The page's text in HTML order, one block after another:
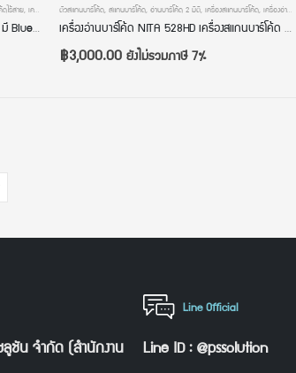
ไร้สาย,เครื่องอ่านบาร์โค้ด ,เครื่องอ่านบาร์โค้ดมือถือ
เครื่องสแกนบาร์โค้ดไร้สาย NITA 528HDR 2D มี Bluetooth มีขาตั้ง เครื่องอ่านบาร์โค้ดไร้สาย หัวอ่านความละเอียดสูงพิเศษ 1280 x 800 Pixels มีระบบสลับภาษาอัตโนมัติ ประกัน 2 ปี
ตัวสแกนบาร์โค้ด,สแกนบาร์โค้ด,อ่านบาร์โค้ด 2 มิติ,เครื่องสแกนบาร์โค้ด,เครื่องอ่านบาร์โค้ด
เครื่องอ่านบาร์โค้ด NITA 528HD เครื่องสแกนบาร์โค้ด มีขาตั้ง QR Code Reader หัวอ่านความละเอียดสูงพิเศษ 1280 x 800 Pixels
฿3,000.00ยังไม่รวมภาษี 7%
ชัน จำกัด (สำนักงาน
Line Official
Line ID : @pssolution